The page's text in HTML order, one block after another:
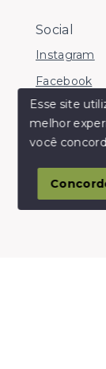
Olá!
Social
Instagram
Facebook
© Copyright
SITE PARA IMOBILIARIA
Esse site
melhor
você